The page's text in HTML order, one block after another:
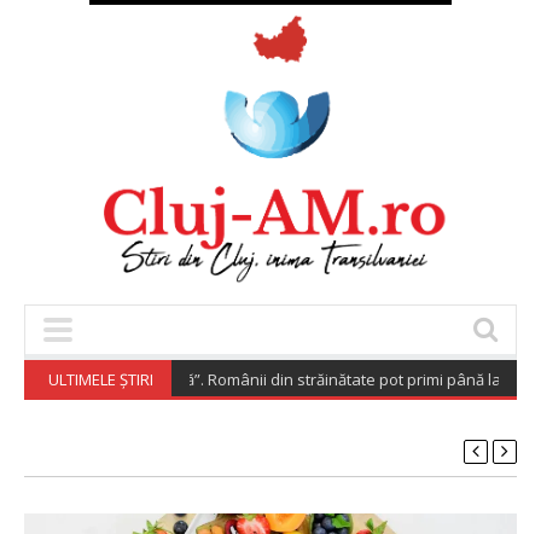
ULTIMELE ȘTIRI
Investește Acasă”. Românii din străinătate pot primi până la